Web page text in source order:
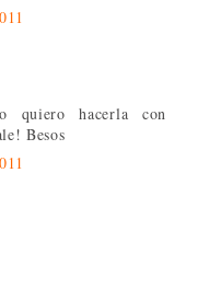
quiero hacerla con
Besos